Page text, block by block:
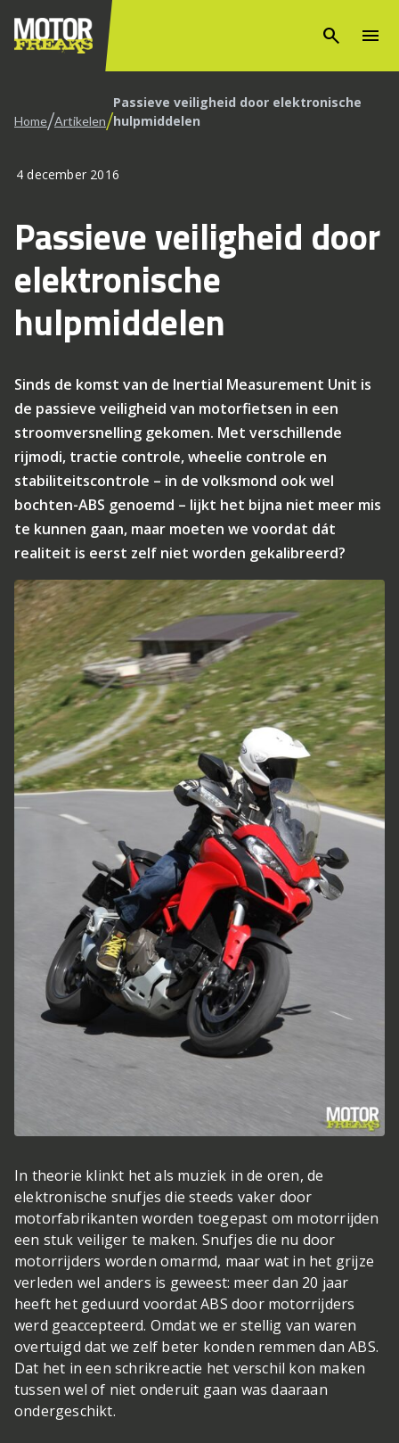
search menu
Home/Artikelen/Passieve veiligheid door elektronische
hulpmiddelen
4 december 2016
Passieve veiligheid door
elektronische
hulpmiddelen
Sinds de komst van de Inertial Measurement Unit is
de passieve veiligheid van motorfietsen in een
stroomversnelling gekomen. Met verschillende
rijmodi, tractie controle, wheelie controle en
stabiliteitscontrole – in de volksmond ook wel
bochten-ABS genoemd – lijkt het bijna niet meer mis
te kunnen gaan, maar moeten we voordat dát
realiteit is eerst zelf niet worden gekalibreerd?
In theorie klinkt het als muziek in de oren, de
elektronische snufjes die steeds vaker door
motorfabrikanten worden toegepast om motorrijden
een stuk veiliger te maken. Snufjes die nu door
motorrijders worden omarmd, maar wat in het grijze
verleden wel anders is geweest: meer dan 20 jaar
heeft het geduurd voordat ABS door motorrijders
werd geaccepteerd. Omdat we er stellig van waren
overtuigd dat we zelf beter konden remmen dan ABS.
Dat het in een schrikreactie het verschil kon maken
tussen wel of niet onderuit gaan was daaraan
ondergeschikt.